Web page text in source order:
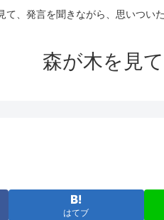
、発言を聞きながら、思いつい
森が木を見て
はてブ